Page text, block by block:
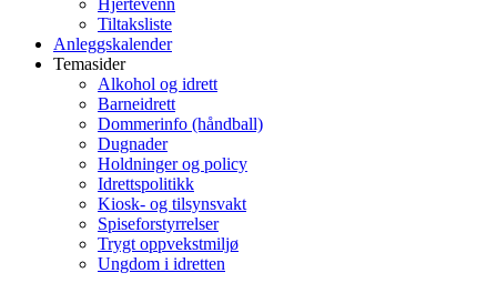
Hjertevenn
Tiltaksliste
Anleggskalender
Temasider
Alkohol og idrett
Barneidrett
Dommerinfo (håndball)
Dugnader
Holdninger og policy
Idrettspolitikk
Kiosk- og tilsynsvakt
Spiseforstyrrelser
Trygt oppvekstmiljø
Ungdom i idretten